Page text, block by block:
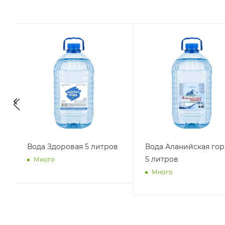
Вода Здоровая 5 литров
Много
Вода Аланийская
5 литров
Много